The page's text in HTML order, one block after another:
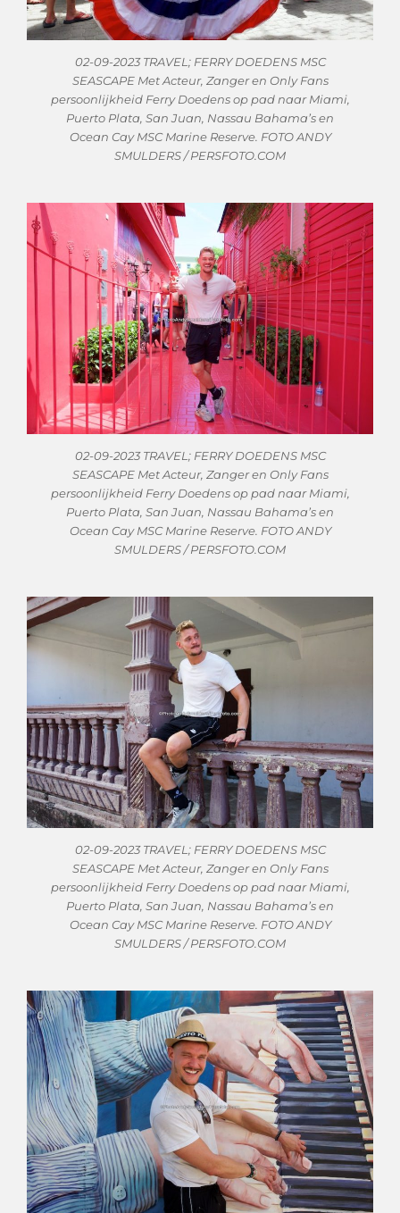
02-09-2023 TRAVEL; FERRY DOEDENS MSC
SEASCAPE Met Acteur, Zanger en Only Fans
persoonlijkheid Ferry Doedens op pad naar Miami,
Puerto Plata, San Juan, Nassau Bahama’s en
Ocean Cay MSC Marine Reserve. FOTO ANDY
SMULDERS / PERSFOTO.COM
02-09-2023 TRAVEL; FERRY DOEDENS MSC
SEASCAPE Met Acteur, Zanger en Only Fans
persoonlijkheid Ferry Doedens op pad naar Miami,
Puerto Plata, San Juan, Nassau Bahama’s en
Ocean Cay MSC Marine Reserve. FOTO ANDY
SMULDERS / PERSFOTO.COM
02-09-2023 TRAVEL; FERRY DOEDENS MSC
SEASCAPE Met Acteur, Zanger en Only Fans
persoonlijkheid Ferry Doedens op pad naar Miami,
Puerto Plata, San Juan, Nassau Bahama’s en
Ocean Cay MSC Marine Reserve. FOTO ANDY
SMULDERS / PERSFOTO.COM